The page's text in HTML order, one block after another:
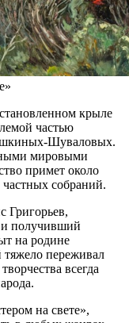
крыле
частью
Шуваловых.
мировыми
примет около
частных собраний.
Григорьев,
и получивший
на родине
переживал
всегда
на свете»,